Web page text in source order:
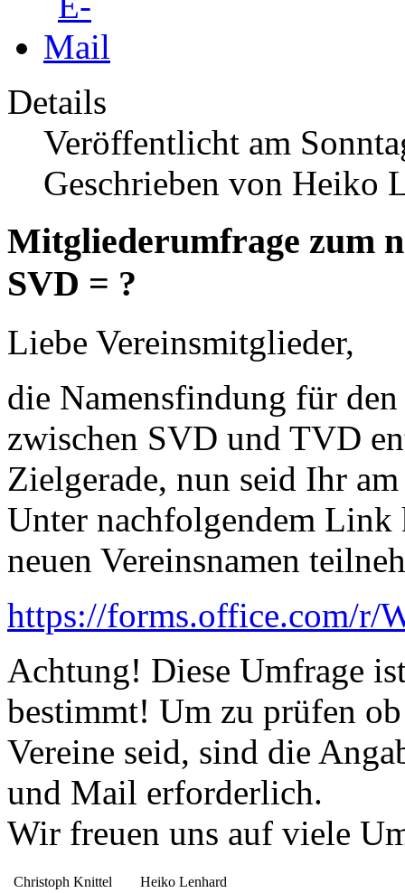
Details
Veröffentlicht am
Geschrieben von Heiko
Mitgliederumfrage zum
SVD = ?
Liebe Vereinsmitglieder,
die Namensfindung für
zwischen SVD und TVD
Zielgerade, nun seid Ihr
Unter nachfolgendem
neuen Vereinsnamen
https://forms.office.com/r/
Achtung! Diese Umfrage
bestimmt! Um zu prüfen
Vereine seid, sind die
und Mail erforderlich.
Wir freuen uns auf viele
Christoph Knittel Heiko Lenhard